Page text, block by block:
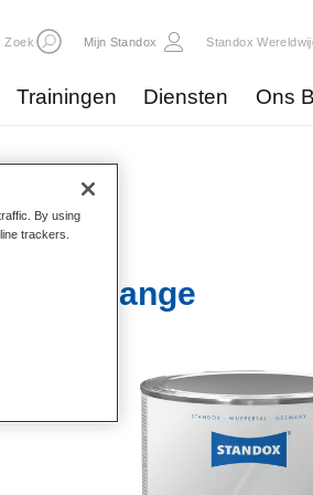
Zoek Mijn Standox Standox
Trainingen Diensten Ons
579 Orange
By using
trackers.